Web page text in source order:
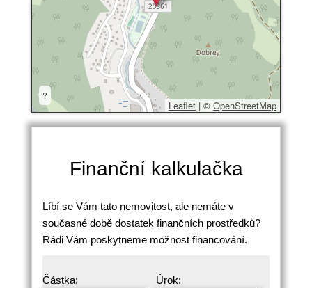
?
Leaflet | © OpenStreetMap
Finanční kalkulačka
Líbí se Vám tato nemovitost, ale nemáte v
současné době dostatek finančních prostředků?
Rádi Vám poskytneme možnost financování.
Částka: Úrok: